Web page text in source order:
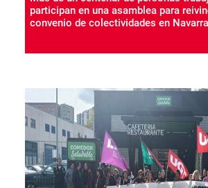
participan en una asamblea para
convenio de colectividades en Navarra